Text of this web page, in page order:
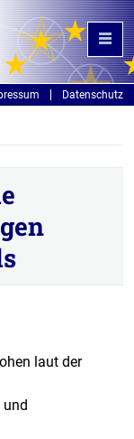
Datenschutz
laut der
und